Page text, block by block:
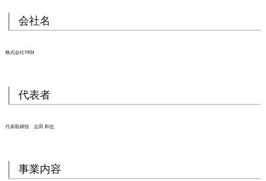
会社名
株式会社YKM
代表者
代表取締役 志田 和也
事業内容